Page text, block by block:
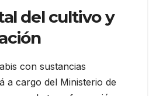
del cultivo y
con sustancias
a cargo del Ministerio de